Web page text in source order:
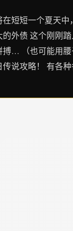
在短短一个夏天
的外债 这个刚刚
搏… （也可能用
传说攻略！ 有各